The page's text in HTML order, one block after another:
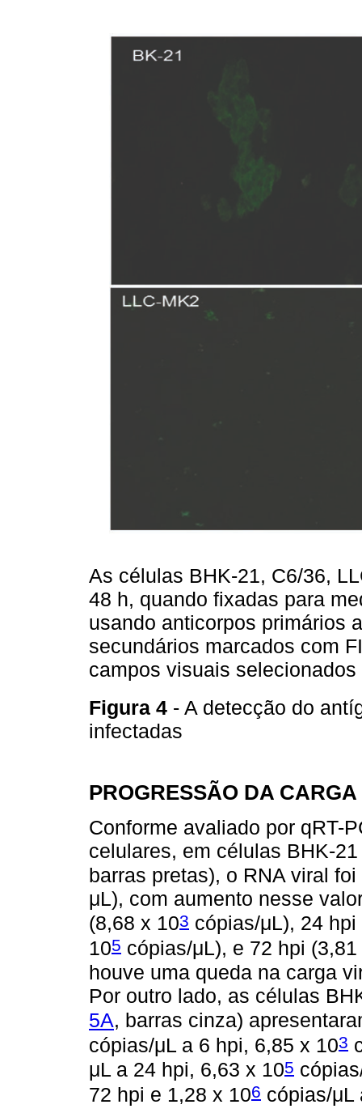
As células BHK-21, C6/36,
48 h, quando fixadas para
usando anticorpos primários
secundários marcados com
campos visuais
Figura 4 - A detecção do
infectadas
PROGRESSÃO DA
Conforme avaliado por qRT-
celulares, em células BHK-
barras pretas), o RNA viral
μL), com aumento nesse
(8,68 x 103 cópias/μL), 24
105 cópias/μL), e 72 hpi
houve uma queda na carga
Por outro lado, as células
5A, barras cinza)
cópias/μL a 6 hpi, 6,85 x 103
μL a 24 hpi, 6,63 x 105
72 hpi e 1,28 x 106 cópias/μL